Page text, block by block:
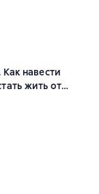
основе 62 оценок
навести
жить от
основе 63 оценок